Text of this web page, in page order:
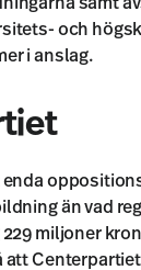
och
i anslag.
än vad
miljoner
att